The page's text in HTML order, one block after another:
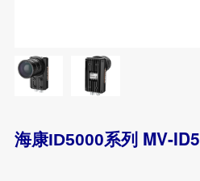
海康ID5000系列 MV-